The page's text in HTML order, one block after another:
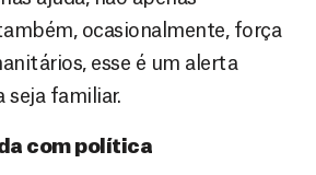
ocasionalmente, força
esse é um alerta
seja familiar.
com política